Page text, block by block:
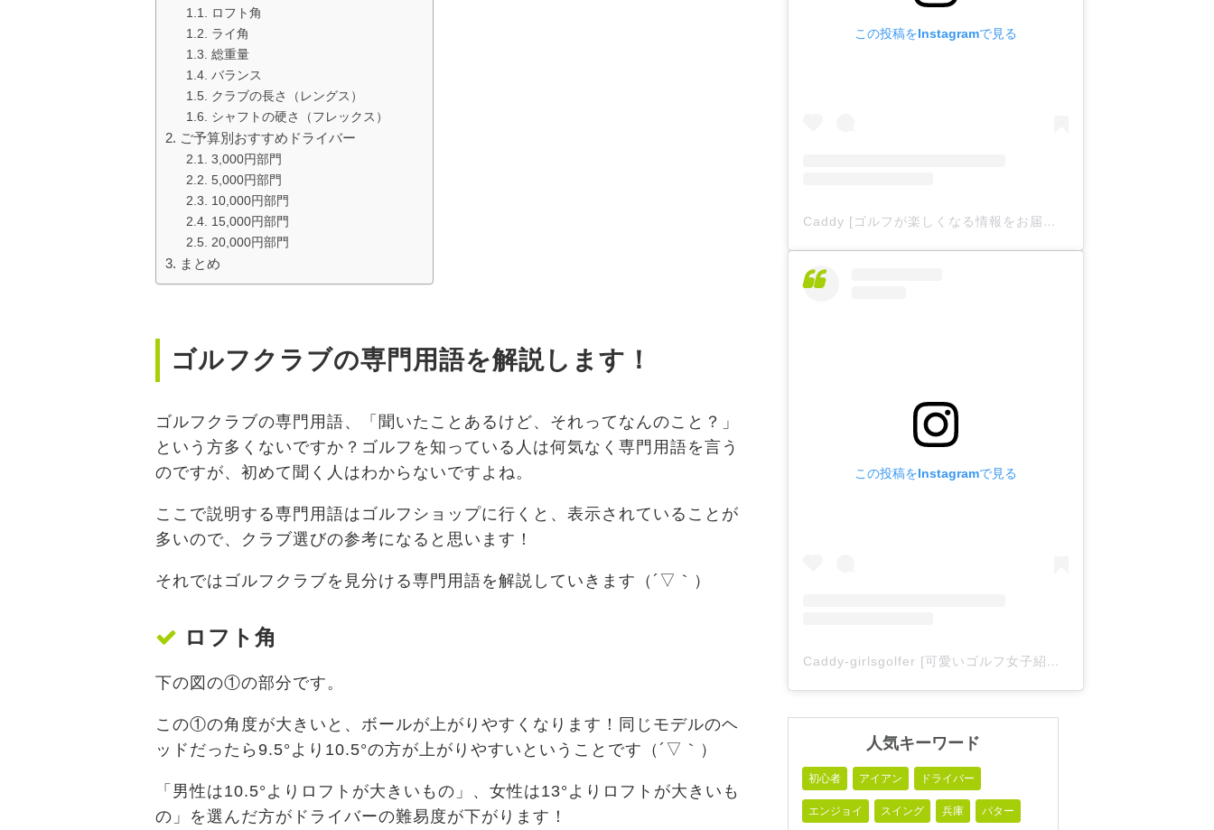
ロフト角
ライ角
総重量
バランス
クラブの長さ（レングス）
シャフトの硬さ（フレックス）
ご予算別おすすめドライバー
3,000円部門
5,000円部門
10,000円部門
15,000円部門
20,000円部門
まとめ
ゴルフクラブの専門用語を解説します！
ゴルフクラブの専門用語、「聞いたことあるけど、それってなんのこと？」
という方多くないですか？ゴルフを知っている人は何気なく専門用語を言う
のですが、初めて聞く人はわからないですよね。
ここで説明する専門用語はゴルフショップに行くと、表示されていることが
多いので、クラブ選びの参考になると思います！
それではゴルフクラブを見分ける専門用語を解説していきます（´▽｀）
ロフト角
下の図の①の部分です。
この①の角度が大きいと、ボールが上がりやすくなります！同じモデルのヘ
ッドだったら9.5°より10.5°の方が上がりやすいということです（´▽｀）
「男性は10.5°よりロフトが大きいもの」、女性は13°よりロフトが大きいも
の」を選んだ方がドライバーの難易度が下がります！
この投稿をInstagramで見る
Caddy [ゴルフが楽しくなる情報をお届け
この投稿をInstagramで見る
Caddy-girlsgolfer [可愛いゴルフ女子紹介](@caddy_girlsgolfer)がシェアした投稿
人気キーワード
初心者 アイアン ドライバー
エンジョイ スイング 兵庫 パター